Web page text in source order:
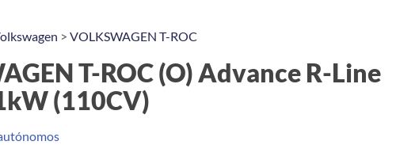
> VOLKSWAGEN T-ROC
T-ROC (O) Advance R-Line
(110CV)